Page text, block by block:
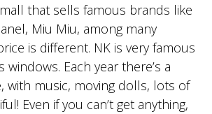
that sells famous brands like
Miu Miu, among many
is different. NK is very famous
windows. Each year there’s a
with music, moving dolls, lots of
Even if you can’t get anything,